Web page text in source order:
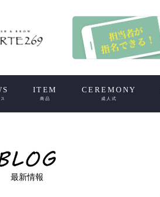
ITEM
商品
CEREMONY
成人式
最新情報